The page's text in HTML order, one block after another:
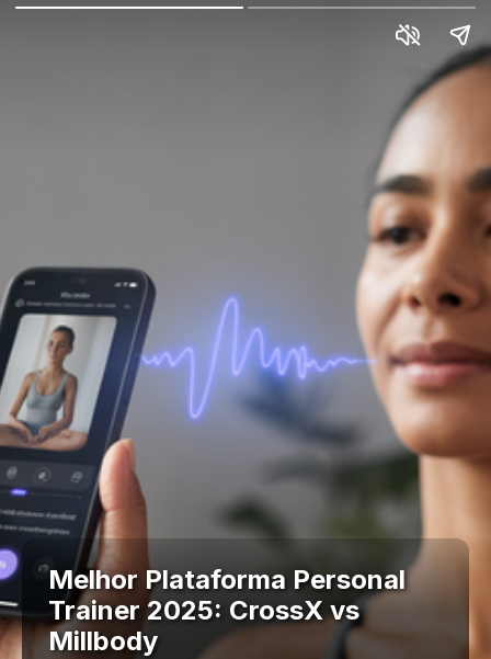
Melhor Plataforma Personal
Trainer 2025: CrossX vs
Millbody